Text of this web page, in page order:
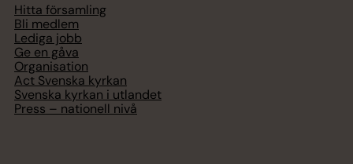
Hitta församling
Bli medlem
Lediga jobb
Ge en gåva
Organisation
Act Svenska kyrkan
Svenska kyrkan i utlandet
Press – nationell nivå